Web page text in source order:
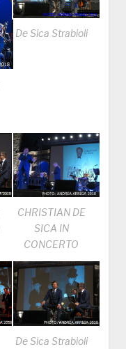
De Sica Strabioli
CHRISTIAN DE
SICA IN
CONCERTO
De Sica Strabioli